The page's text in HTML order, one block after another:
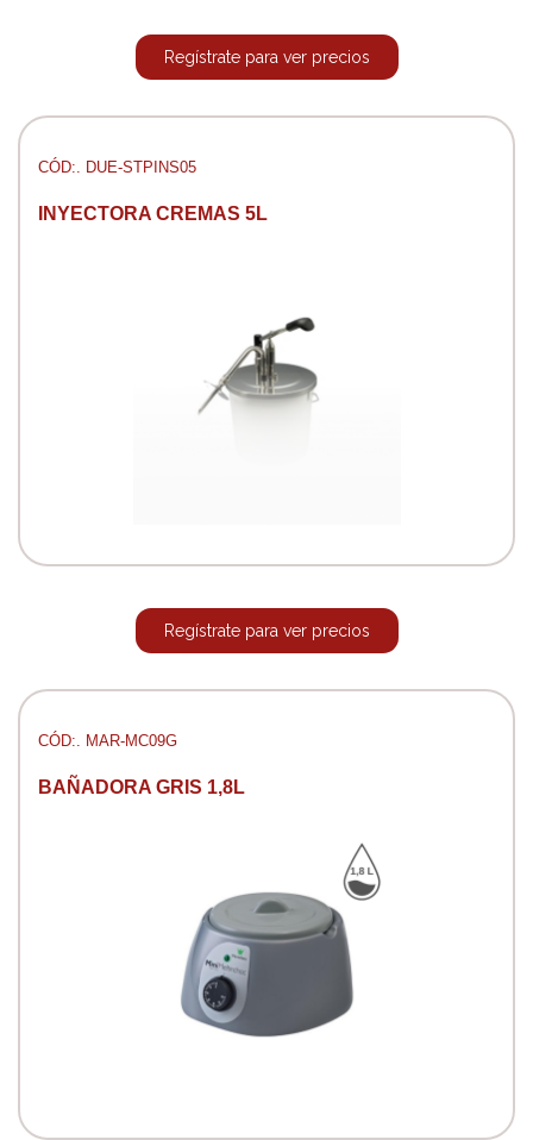
Regístrate para ver precios
CÓD:. DUE-STPINS05
INYECTORA CREMAS 5L
Regístrate para ver precios
CÓD:. MAR-MC09G
BAÑADORA GRIS 1,8L